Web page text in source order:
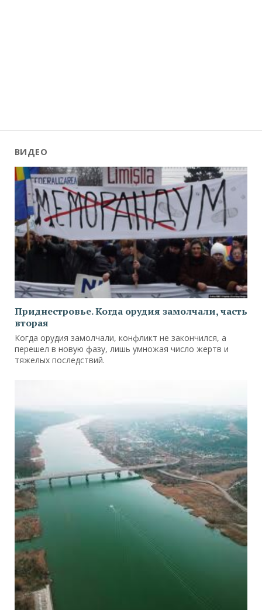
ВИДЕО
Приднестровье. Когда орудия замолчали, часть
вторая
Когда орудия замолчали, конфликт не закончился, а
перешел в новую фазу, лишь умножая число жертв и
тяжелых последствий.